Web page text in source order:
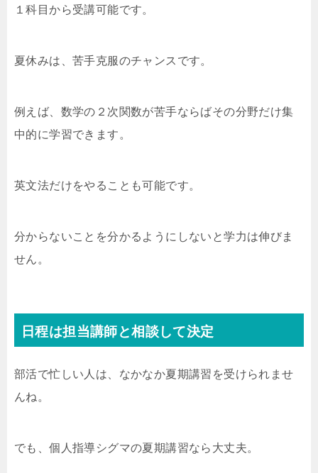
１科目から受講可能です。
夏休みは、苦手克服のチャンスです。
例えば、数学の２次関数が苦手ならばその分野だけ集
中的に学習できます。
英文法だけをやることも可能です。
分からないことを分かるようにしないと学力は伸びま
せん。
日程は担当講師と相談して決定
部活で忙しい人は、なかなか夏期講習を受けられませ
んね。
でも、個人指導シグマの夏期講習なら大丈夫。